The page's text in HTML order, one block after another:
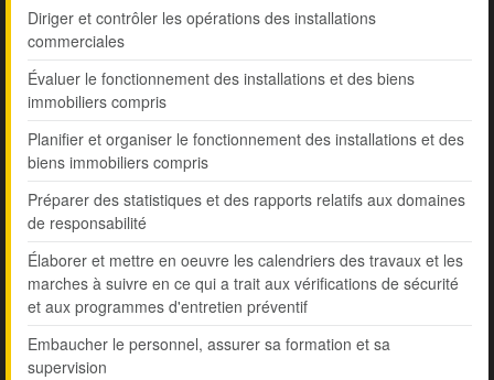
Diriger et contrôler les opérations des installations
commerciales
Évaluer le fonctionnement des installations et des biens
immobiliers compris
Planifier et organiser le fonctionnement des installations et des
biens immobiliers compris
Préparer des statistiques et des rapports relatifs aux domaines
de responsabilité
Élaborer et mettre en oeuvre les calendriers des travaux et les
marches à suivre en ce qui a trait aux vérifications de sécurité
et aux programmes d'entretien préventif
Embaucher le personnel, assurer sa formation et sa
supervision